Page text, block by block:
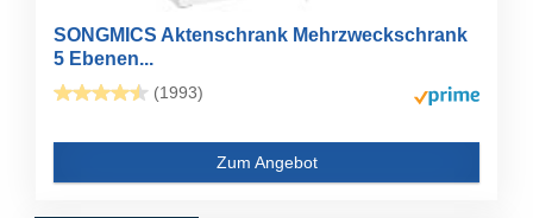
SONGMICS Aktenschrank Mehrzweckschrank
5 Ebenen...
(1993)
Zum Angebot